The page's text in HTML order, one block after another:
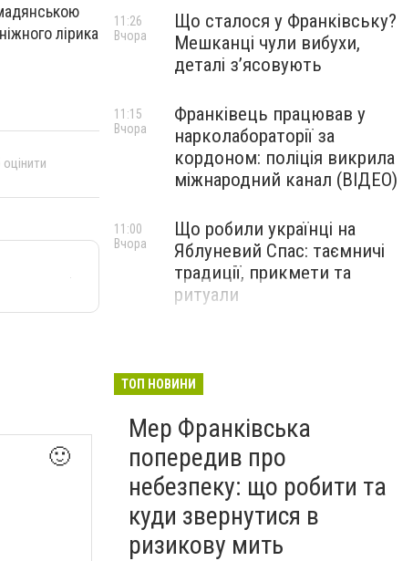
лірика
🙂
Що сталося у Франківську?
Мешканці чули вибухи,
деталі з’ясовують
11:26
Вчора
Франківець працював у
нарколабораторії за
кордоном: поліція викрила
міжнародний канал (ВІДЕО)
11:15
Вчора
Що робили українці на
Яблуневий Спас: таємничі
традиції, прикмети та
ритуали
11:00
Вчора
ТОП НОВИНИ
Мер Франківська
попередив про
небезпеку: що робити та
куди звернутися в
ризикову мить